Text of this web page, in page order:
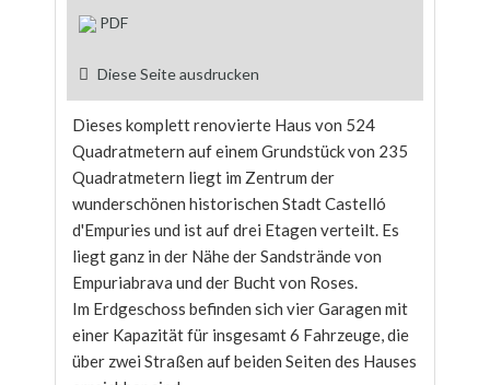
PDF
Diese Seite ausdrucken
Dieses komplett renovierte Haus von 524
Quadratmetern auf einem Grundstück von 235
Quadratmetern liegt im Zentrum der
wunderschönen historischen Stadt Castelló
d'Empuries und ist auf drei Etagen verteilt. Es
liegt ganz in der Nähe der Sandstrände von
Empuriabrava und der Bucht von Roses.
Im Erdgeschoss befinden sich vier Garagen mit
einer Kapazität für insgesamt 6 Fahrzeuge, die
über zwei Straßen auf beiden Seiten des Hauses